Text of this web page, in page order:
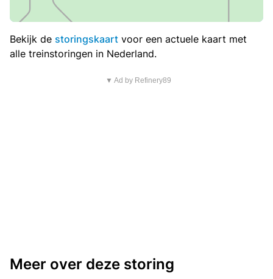
Bekijk de storingskaart voor een actuele kaart met
alle treinstoringen in Nederland.
▼ Ad by Refinery89
Meer over deze storing